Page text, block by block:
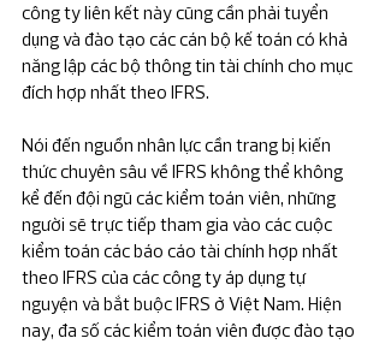
công ty liên kết này cũng cần phải tuyển
dụng và đào tạo các cán bộ kế toán có khả
năng lập các bộ thông tin tài chính cho mục
đích hợp nhất theo IFRS.
Nói đến nguồn nhân lực cần trang bị kiến
thức chuyên sâu về IFRS không thể không
kể đến đội ngũ các kiểm toán viên, những
người sẽ trực tiếp tham gia vào các cuộc
kiểm toán các báo cáo tài chính hợp nhất
theo IFRS của các công ty áp dụng tự
nguyện và bắt buộc IFRS ở Việt Nam. Hiện
nay, đa số các kiểm toán viên được đào tạo